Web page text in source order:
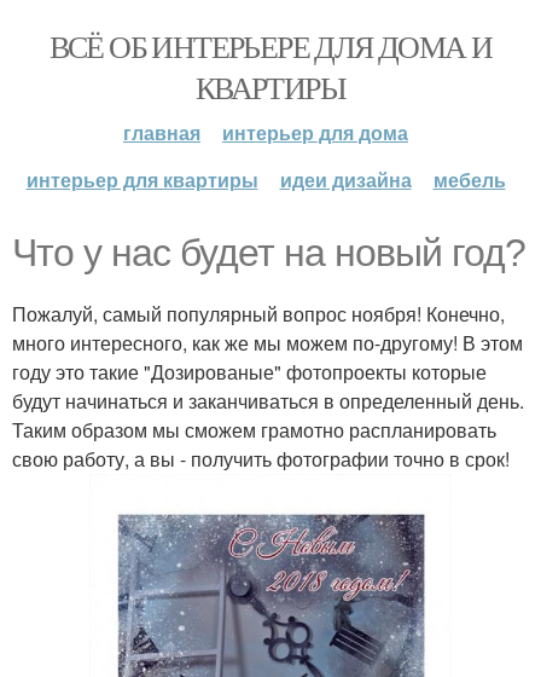
ВСЁ ОБ ИНТЕРЬЕРЕ ДЛЯ ДОМА И
КВАРТИРЫ
главная
интерьер для дома
интерьер для квартиры
идеи дизайна мебель
Что у нас будет на новый год?
Пожалуй, самый популярный вопрос ноября! Конечно,
много интересного, как же мы можем по-другому! В этом
году это такие "Дозированые" фотопроекты которые
будут начинаться и заканчиваться в определенный день.
Таким образом мы сможем грамотно распланировать
свою работу, а вы - получить фотографии точно в срок!